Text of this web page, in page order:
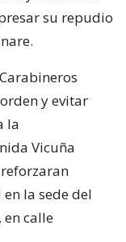
su repudio
y evitar
la
Vicuña
la sede del
calle